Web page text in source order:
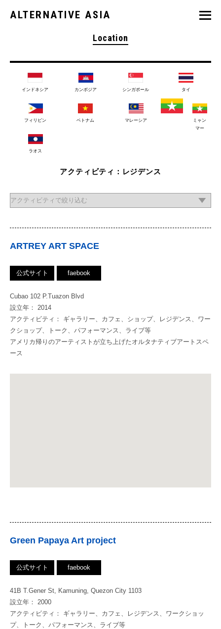
ALTERNATIVE ASIA
Location
インドネシア カンボジア シンガポール タイ
フィリピン ベトナム マレーシア
ミャン
マー
ラオス
アクティビティ：レジデンス
ARTREY ART SPACE
公式サイト faebook
Cubao 102 P.Tuazon Blvd
設立年： 2014
アクティビティ： ギャラリー、カフェ、ショップ、レジデンス、ワー
クショップ、トーク、パフォーマンス、ライブ等
アメリカ帰りのアーティストが立ち上げたオルタナティブアートスペ
ース
Green Papaya Art project
公式サイト faebook
41B T.Gener St, Kamuning, Quezon City 1103
設立年： 2000
アクティビティ： ギャラリー、カフェ、レジデンス、ワークショッ
プ、トーク、パフォーマンス、ライブ等